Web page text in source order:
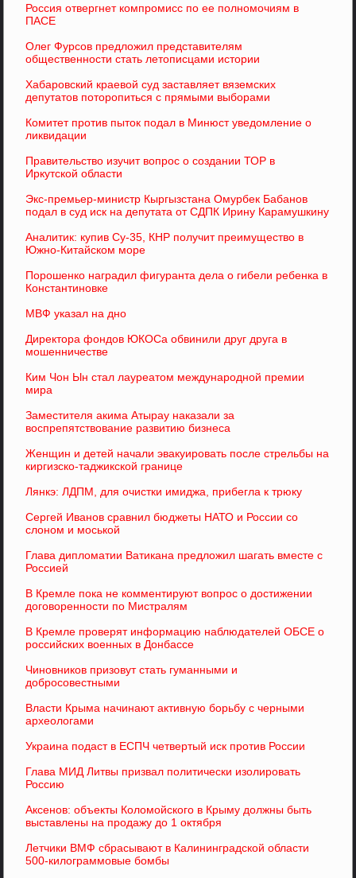
Россия отвергнет компромисс по ее полномочиям в
ПАСЕ
Олег Фурсов предложил представителям
общественности стать летописцами истории
Хабаровский краевой суд заставляет вяземских
депутатов поторопиться с прямыми выборами
Комитет против пыток подал в Минюст уведомление о
ликвидации
Правительство изучит вопрос о создании ТОР в
Иркутской области
Экс-премьер-министр Кыргызстана Омурбек Бабанов
подал в суд иск на депутата от СДПК Ирину Карамушкину
Аналитик: купив Су-35, КНР получит преимущество в
Южно-Китайском море
Порошенко наградил фигуранта дела о гибели ребенка в
Константиновке
МВФ указал на дно
Директора фондов ЮКОСа обвинили друг друга в
мошенничестве
Ким Чон Ын стал лауреатом международной премии
мира
Заместителя акима Атырау наказали за
воспрепятствование развитию бизнеса
Женщин и детей начали эвакуировать после стрельбы на
киргизско-таджикской границе
Лянкэ: ЛДПМ, для очистки имиджа, прибегла к трюку
Сергей Иванов сравнил бюджеты НАТО и России со
слоном и моськой
Глава дипломатии Ватикана предложил шагать вместе с
Россией
В Кремле пока не комментируют вопрос о достижении
договоренности по Мистралям
В Кремле проверят информацию наблюдателей ОБСЕ о
российских военных в Донбассе
Чиновников призовут стать гуманными и
добросовестными
Власти Крыма начинают активную борьбу с черными
археологами
Украина подаст в ЕСПЧ четвертый иск против России
Глава МИД Литвы призвал политически изолировать
Россию
Аксенов: объекты Коломойского в Крыму должны быть
выставлены на продажу до 1 октября
Летчики ВМФ сбрасывают в Калининградской области
500-килограммовые бомбы